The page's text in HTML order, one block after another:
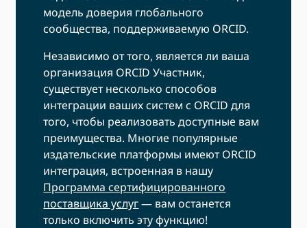
модель доверия глобального
сообщества, поддерживаемую ORCID.
Независимо от того, является ли ваша
организация ORCID Участник,
существует несколько способов
интеграции ваших систем с ORCID для
того, чтобы реализовать доступные вам
преимущества. Многие популярные
издательские платформы имеют ORCID
интеграция, встроенная в нашу
Программа сертифицированного
поставщика услуг— вам останется
только включить эту функцию!